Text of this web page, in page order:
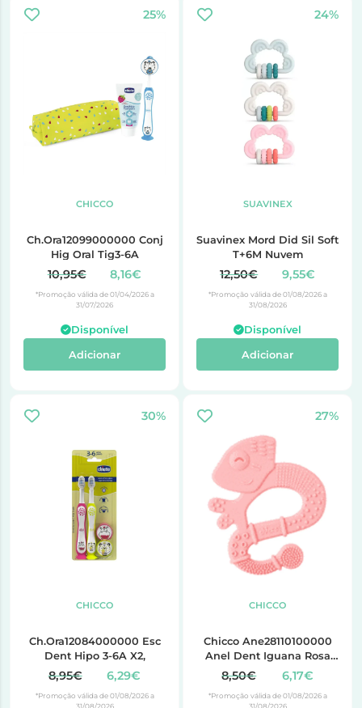
25%
CHICCO
Ch.Ora12099000000 Conj
Hig Oral Tig3-6A
10,95€ 8,16€
*Promoção válida de 01/04/2026 a
31/07/2026
Disponível
Adicionar
24%
SUAVINEX
Suavinex Mord Did Sil Soft
T+6M Nuvem
12,50€ 9,55€
*Promoção válida de 01/08/2026 a
31/08/2026
Disponível
Adicionar
30%
CHICCO
Ch.Ora12084000000 Esc
Dent Hipo 3-6A X2,
8,95€ 6,29€
*Promoção válida de 01/08/2026 a
31/08/2026
27%
CHICCO
Chicco Ane28110100000
Anel Dent Iguana Rosa
8,50€ 6,17€
*Promoção válida de 01/08/2026 a
31/08/2026